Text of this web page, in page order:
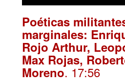
Poéticas
marginales:
Rojo Arthur,
Max Rojas,
Moreno. 17:56